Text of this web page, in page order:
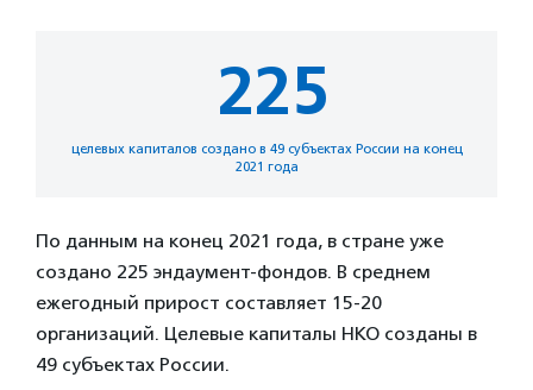
225
целевых капиталов создано в 49 субъектах России на конец
2021 года
По данным на конец 2021 года, в стране уже
создано 225 эндаумент-фондов. В среднем
ежегодный прирост составляет 15-20
организаций. Целевые капиталы НКО созданы в
49 субъектах России.